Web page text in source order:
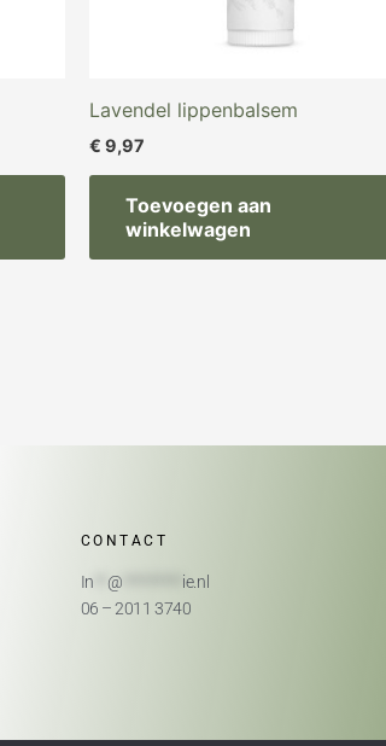
Lavendel lippenbalsem
€ 9,97
Toevoegen aan
winkelwagen
CONTACT
In @
ie.nl
06 – 2011 3740